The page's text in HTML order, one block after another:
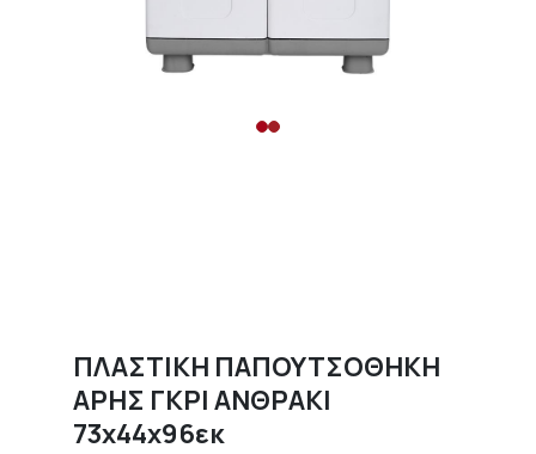
ΠΛΑΣΤΙΚΗ ΠΑΠΟΥΤΣΟΘΗΚΗ
ΑΡΗΣ ΓΚΡΙ ΑΝΘΡΑΚΙ
73x44x96εκ